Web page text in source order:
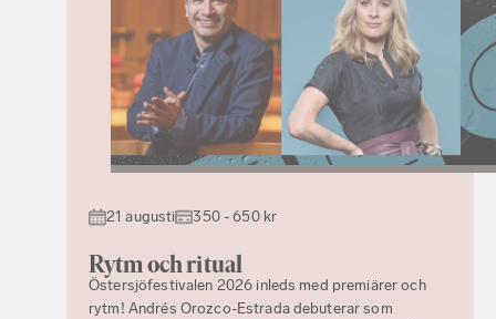
21 augusti 350 - 650 kr
Rytm och ritual
Östersjöfestivalen 2026 inleds med premiärer och
rytm! Andrés Orozco-Estrada debuterar som